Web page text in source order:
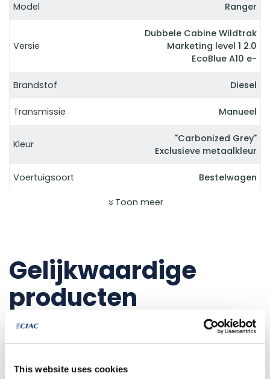
This website uses cookies
Model Ranger
Versie
Dubbele Cabine Wildtrak
Marketing level 1 2.0
EcoBlue A10 e-
Brandstof Diesel
Transmissie Manueel
Kleur
"Carbonized Grey"
Exclusieve metaalkleur
Voertuigsoort Bestelwagen
Toon meer
Gelijkwaardige
producten
NET AANGEKOMEN